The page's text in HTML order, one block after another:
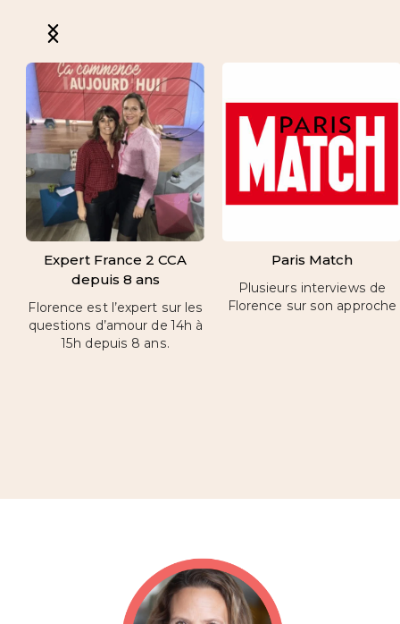
Expert France 2 CCA
depuis 8 ans
Florence est l’expert sur les
questions d’amour de 14h à
15h depuis 8 ans.
Paris Match
Plusieurs interviews de
Florence sur son approche